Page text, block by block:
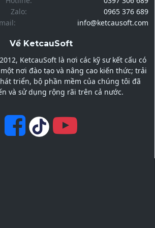
Zalo:
0965 376 689
info@ketcausoft.com
Về KetcauSoft
KetcauSoft là nơi các kỹ sư kết cấu có
nơi đào tạo và nâng cao kiến thức; trải
triển, bộ phần mềm của chúng tôi đã
và sử dụng rộng rãi trên cả nước.